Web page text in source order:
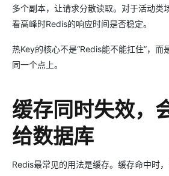
多个副本，让请求分散读取。对于活动类
看高峰时Redis的响应时间是否稳定。
热Key的核心不是“Redis能不能扛住”，而
同一个点上。
缓存同时失效，
给数据库
Redis最常见的用法是缓存。缓存命中时